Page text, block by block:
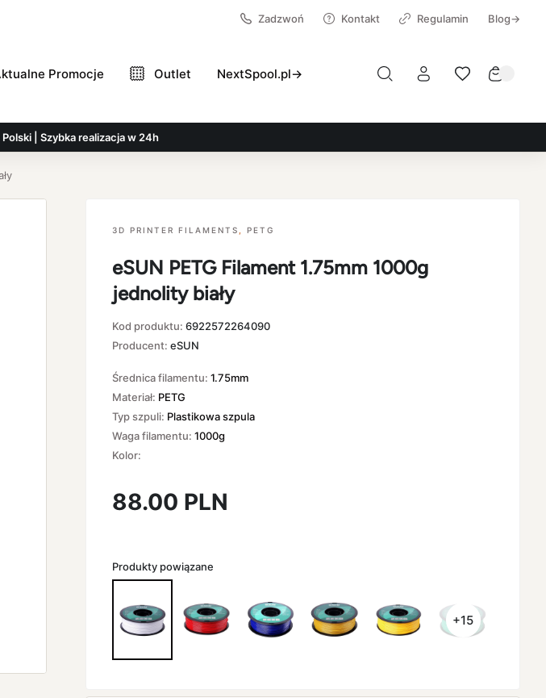
Zadzwoń Kontakt Regulamin Blog→
Promocje Outlet NextSpool.pl→
| Szybka realizacja w 24h
3D PRINTER FILAMENTS PETG
eSUN PETG Filament 1.75mm 1000g
jednolity biały
Kod produktu: 6922572264090
Producent: eSUN
Średnica filamentu: 1.75mm
Materiał: PETG
Typ szpuli: Plastikowa szpula
Waga filamentu: 1000g
Kolor:
88.00 PLN
Produkty powiązane
+15